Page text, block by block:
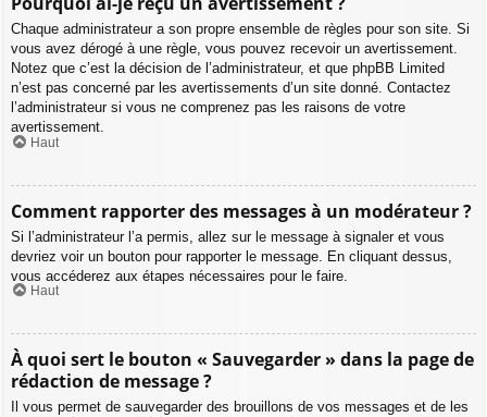
Chaque administrateur a son propre ensemble de règles pour son site. Si
vous avez dérogé à une règle, vous pouvez recevoir un avertissement.
Notez que c’est la décision de l’administrateur, et que phpBB Limited
n’est pas concerné par les avertissements d’un site donné. Contactez
l’administrateur si vous ne comprenez pas les raisons de votre
avertissement.
Haut
Comment rapporter des messages à un modérateur ?
Si l’administrateur l’a permis, allez sur le message à signaler et vous
devriez voir un bouton pour rapporter le message. En cliquant dessus,
vous accéderez aux étapes nécessaires pour le faire.
Haut
À quoi sert le bouton « Sauvegarder » dans la page de
rédaction de message ?
Il vous permet de sauvegarder des brouillons de vos messages et de les